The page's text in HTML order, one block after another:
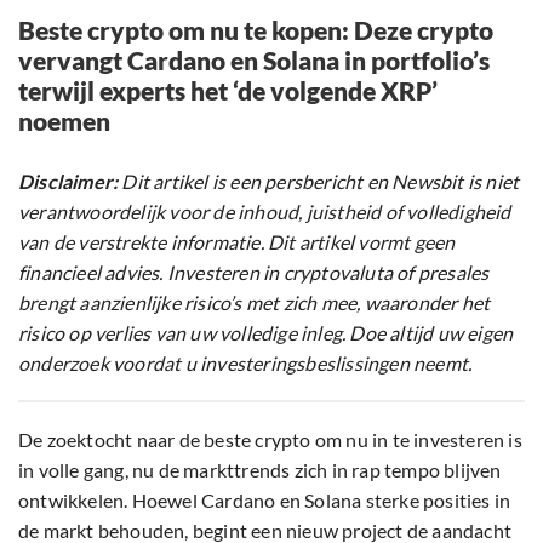
Beste crypto om nu te kopen: Deze crypto
vervangt Cardano en Solana in portfolio’s
terwijl experts het ‘de volgende XRP’
noemen
Disclaimer:Dit artikel is een persbericht en Newsbit is niet
verantwoordelijk voor de inhoud, juistheid of volledigheid
van de verstrekte informatie. Dit artikel vormt geen
financieel advies. Investeren in cryptovaluta of presales
brengt aanzienlijke risico’s met zich mee, waaronder het
risico op verlies van uw volledige inleg. Doe altijd uw eigen
onderzoek voordat u investeringsbeslissingen neemt.
De zoektocht naar de beste crypto om nu in te investeren is
in volle gang, nu de markttrends zich in rap tempo blijven
ontwikkelen. Hoewel Cardano en Solana sterke posities in
de markt behouden, begint een nieuw project de aandacht